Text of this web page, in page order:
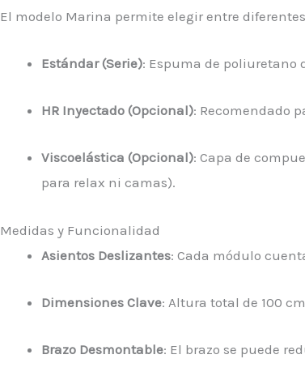
El modelo Marina permite elegir entre
Estándar (Serie): Espuma de poliuretano
HR Inyectado (Opcional): Recomendado
Viscoelástica (Opcional): Capa de
para relax ni camas).
Medidas y Funcionalidad
Asientos Deslizantes: Cada módulo
Dimensiones Clave: Altura total de 100
Brazo Desmontable: El brazo se puede